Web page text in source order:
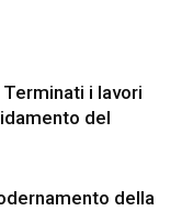
i lavori
del
della